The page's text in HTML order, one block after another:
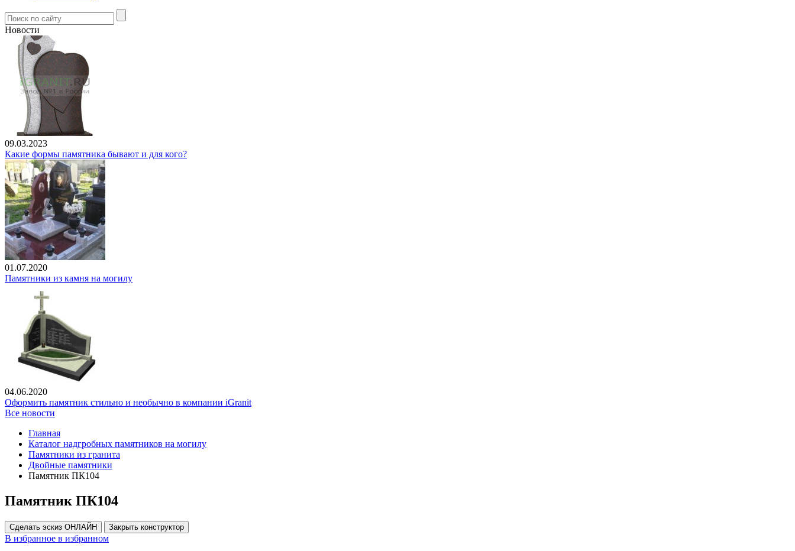
Новости
09.03.2023
Какие формы памятника бывают и для кого?
01.07.2020
Памятники из камня на могилу
04.06.2020
Оформить памятник стильно и необычно в компании iGranit
Все новости
Главная
Каталог надгробных памятников на могилу
Памятники из гранита
Двойные памятники
Памятник ПК104
Памятник ПК104
Сделать эскиз ОНЛАЙН Закрыть конструктор
В избранное в избранном